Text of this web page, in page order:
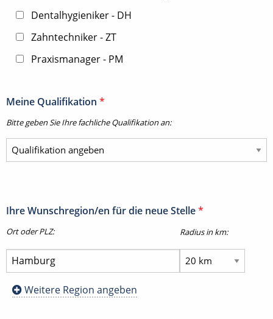
Dentalhygieniker - DH
Zahntechniker - ZT
Praxismanager - PM
Meine Qualifikation *
Bitte geben Sie Ihre fachliche Qualifikation an:
Ihre Wunschregion/en für die neue Stelle*
Ort oder PLZ: Radius in km:
Weitere Region angeben